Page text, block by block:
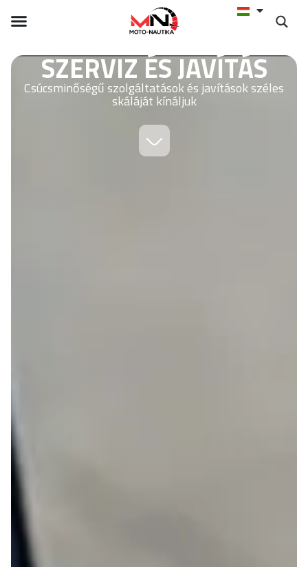
SZERVIZ ÉS JAVÍTÁS
Csúcsminőségű szolgáltatások és javítások széles
skáláját kínáljuk